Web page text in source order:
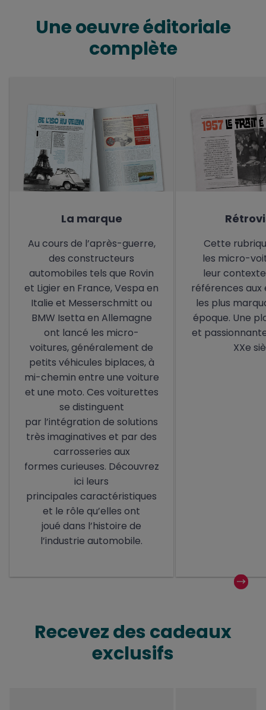
Une oeuvre éditoriale
complète
La marque
Au cours de l’après-guerre,
des constructeurs
automobiles tels que Rovin
et Ligier en France, Vespa en
Italie et Messerschmitt ou
BMW Isetta en Allemagne
ont lancé les micro-
voitures, généralement de
petits véhicules biplaces, à
mi-chemin entre une voiture
et une moto. Ces voiturettes
se distinguent
par l’intégration de solutions
très imaginatives et par des
carrosseries aux
formes curieuses. Découvrez
ici leurs
principales caractéristiques
et le rôle qu’elles ont
joué dans l’histoire de
l’industrie automobile.
Cette
les micro-
leur
références
les plus
époque. Une
et
XXe
Recevez des cadeaux
exclusifs